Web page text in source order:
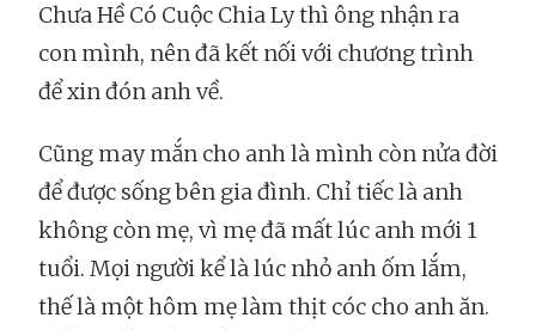
Chưa Hề Có Cuộc Chia Ly thì ông nhận ra
con mình, nên đã kết nối với chương trình
để xin đón anh về.
Cũng may mắn cho anh là mình còn nửa đời
để được sống bên gia đình. Chỉ tiếc là anh
không còn mẹ, vì mẹ đã mất lúc anh mới 1
tuổi. Mọi người kể là lúc nhỏ anh ốm lắm,
thế là một hôm mẹ làm thịt cóc cho anh ăn.